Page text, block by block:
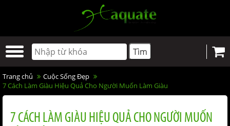
Trang chủ
Cuộc Sống Đẹp
7 Cách Làm Giàu Hiệu Quả Cho Người Muốn Làm Giàu
7 CÁCH LÀM GIÀU HIỆU QUẢ CHO NGƯỜI MUỐN